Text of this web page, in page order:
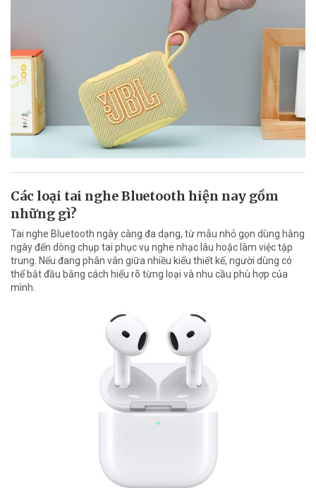
Các loại tai nghe Bluetooth hiện nay gồm
những gì?
Tai nghe Bluetooth ngày càng đa dạng, từ mẫu nhỏ gọn dùng hằng
ngày đến dòng chụp tai phục vụ nghe nhạc lâu hoặc làm việc tập
trung. Nếu đang phân vân giữa nhiều kiểu thiết kế, người dùng có
thể bắt đầu bằng cách hiểu rõ từng loại và nhu cầu phù hợp của
mình.